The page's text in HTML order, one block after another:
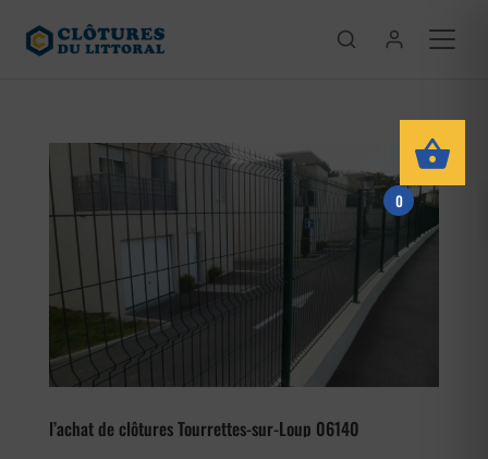
l’achat de clôtures Tourrettes-sur-Loup 06140
0